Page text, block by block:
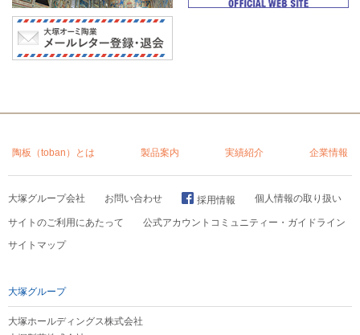
陶板（toban）とは 製品案内 実績紹介 企業情報
大塚グループ会社 お問い合わせ 採用情報 個人情報の取り扱い
サイトのご利用にあたって
公式アカウントコミュニティー・ガイドライン
サイトマップ
大塚グループ
大塚ホールディングス株式会社